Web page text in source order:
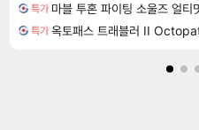
특가
특가